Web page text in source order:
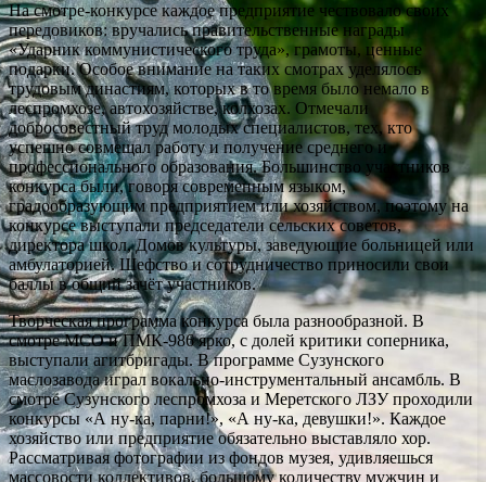
На смотре-конкурсе каждое предприятие чествовало своих
передовиков: вручались правительственные награды
«Ударник коммунистического труда», грамоты, ценные
подарки. Особое внимание на таких смотрах уделялось
трудовым династиям, которых в то время было немало в
леспромхозе, автохозяйстве, колхозах. Отмечали
добросовестный труд молодых специалистов, тех, кто
успешно совмещал работу и получение среднего и
профессионального образования. Большинство участников
конкурса были, говоря современным языком,
градообразующим предприятием или хозяйством, поэтому на
конкурсе выступали председатели сельских советов,
директора школ, Домов культуры, заведующие больницей или
амбулаторией. Шефство и сотрудничество приносили свои
баллы в общий зачёт участников.
Творческая программа конкурса была разнообразной. В
смотре МСО и ПМК-986 ярко, с долей критики соперника,
выступали агитбригады. В программе Сузунского
маслозавода играл вокально-инструментальный ансамбль. В
смотре Сузунского леспромхоза и Меретского ЛЗУ проходили
конкурсы «А ну-ка, парни!», «А ну-ка, девушки!». Каждое
хозяйство или предприятие обязательно выставляло хор.
Рассматривая фотографии из фондов музея, удивляешься
массовости коллективов, большому количеству мужчин и